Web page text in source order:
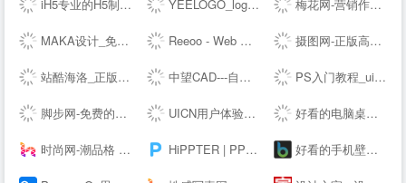
iH5专业的H5制作工具 YEELOGO_logo在线制作 梅花网-营销作品宝库
MAKA设计_免费H5页面制作,电子婚礼请帖制作,海量免费设计模板,电子邀请函模板,微信营销,h5制作,微场景和模板素材设计分享平台 Reeoo - Web Design Inspiration and Website Gallery 摄图网-正版高清图片免费下载_商用设计素材图库
站酷海洛_正版图片_视频_字体_音乐素材交易平台_站酷旗下品牌 中望CAD---自主研发的二三维CAD软件机械设计制图软件免费下载及初学入门教程 PS入门教程_ui设计教程_淘宝美工教程_电商设计_设计教程_设计素材_字体下载_设计先锋网
脚步网-免费的在线简历制作平台-3万套个人简历模板 UICN用户体验设计平台 好看的电脑桌面壁纸_高清壁纸下载-壁纸图片大全
时尚网-潮品格 新时尚 HiPPTER | PPT资源导航 | PPT模板图表等设计素材免费下载 好看的手机壁纸_高清手机壁纸图片_苹果手机壁纸下载－手机壁纸大全